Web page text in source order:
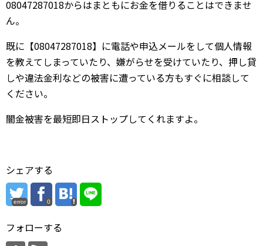
08047287018からはまともにお金を借りることはできませ
ん。
既に【08047287018】に電話や申込メールをして個人情報
を教えてしまっていたり、嫌がらせを受けていたり、押し貸
しや違法金利などの被害に遭っている方もすぐに相談して
ください。
闇金被害を最短即日ストップしてくれますよ。
シェアする
error 0
フォローする